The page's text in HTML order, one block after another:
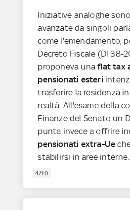
Iniziative analoghe
avanzate da singoli
come l'emendamento,
Decreto Fiscale (Dl 38-
proponeva unaflat tax
pensionati esteri
trasferire la residenza
realtà. All'esame della
Finanze del Senato un
punta invece a offrire
pensionati extra-Ue
stabilirsi in aree interne.
4/10